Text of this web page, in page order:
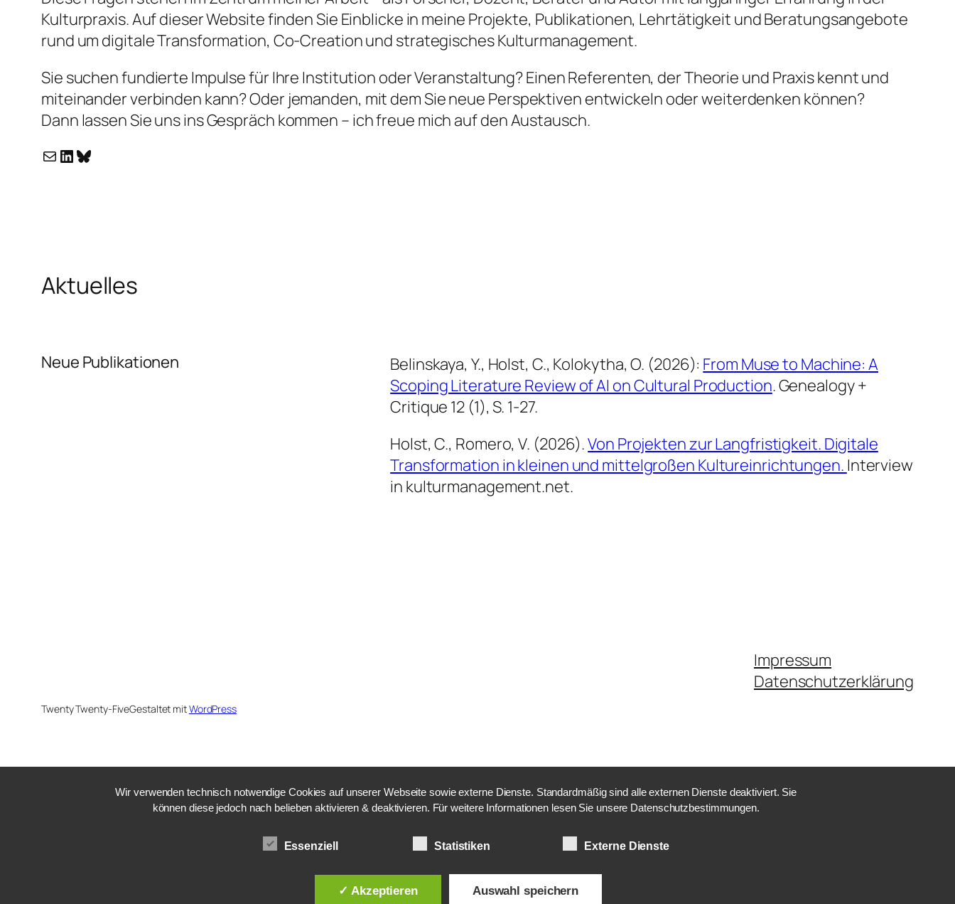
Kulturpraxis. Auf dieser Website finden Sie Einblicke in meine Projekte, Publikationen, Lehrtätigkeit und Beratungsangebote
rund um digitale Transformation, Co-Creation und strategisches Kulturmanagement.
Sie suchen fundierte Impulse für Ihre Institution oder Veranstaltung? Einen Referenten, der Theorie und Praxis kennt und
miteinander verbinden kann? Oder jemanden, mit dem Sie neue Perspektiven entwickeln oder weiterdenken können?
Dann lassen Sie uns ins Gespräch kommen – ich freue mich auf den Austausch.
Kontakt per MailLink zum LinkedIn ProfilBluesky
Aktuelles
Neue Publikationen Belinskaya, Y., Holst, C., Kolokytha, O. (2026): From Muse to Machine: A
Scoping Literature Review of AI on Cultural Production. Genealogy +
Critique 12 (1), S. 1-27.
Holst, C., Romero, V. (2026).Von Projekten zur Langfristigkeit. Digitale
Transformation in kleinen und mittelgroßen Kultureinrichtungen. Interview
in kulturmanagement.net.
Impressum
Datenschutzerklärung
Twenty Twenty-FiveGestaltet mitWordPress
Wir verwenden technisch notwendige Cookies auf unserer Webseite sowie externe Dienste. Standardmäßig sind alle externen Dienste deaktiviert. Sie
können diese jedoch nach belieben aktivieren & deaktivieren. Für weitere Informationen lesen Sie unsere Datenschutzbestimmungen.
Essenziell Statistiken Externe Dienste
✓ Akzeptieren Auswahl speichern